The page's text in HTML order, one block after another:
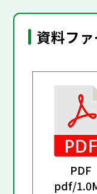
資料フ
PDF
pdf/